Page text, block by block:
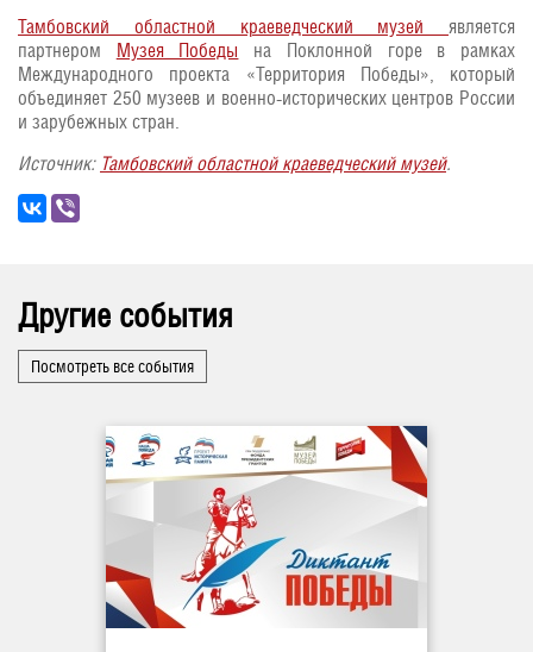
Тамбовский областной краеведческий музей является
партнером Музея Победы на Поклонной горе в рамках
Международного проекта «Территория Победы», который
объединяет 250 музеев и военно-исторических центров России
и зарубежных стран.
Источник: Тамбовский областной краеведческий музей.
Другие события
Посмотреть все события